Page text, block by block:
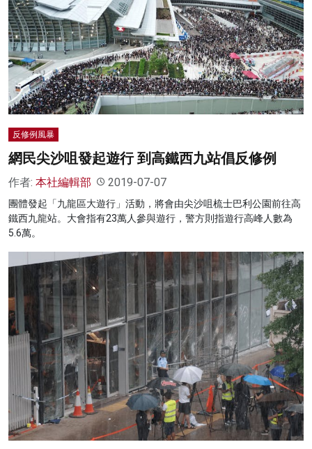
科技
影片
名家榜
灼見活動
反修例風暴
網民尖沙咀發起遊行 到高鐵西九站倡反修例
作者: 本社編輯部 2019-07-07
團體發起「九龍區大遊行」活動，將會由尖沙咀梳士巴利公園前往高
鐵西九龍站。大會指有23萬人參與遊行，警方則指遊行高峰人數為
5.6萬。